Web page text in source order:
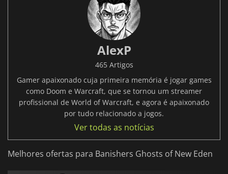
AlexP
465 Artigos
Gamer apaixonado cuja primeira memória é jogar games
como Doom e Warcraft, que se tornou um streamer
profissional de World of Warcraft, e agora é apaixonado
por tudo relacionado a jogos.
Ver todas as notícias
Melhores ofertas para Banishers Ghosts of New Eden